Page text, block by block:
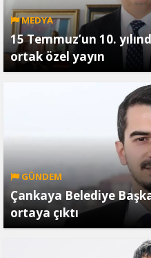
MEDYA
15 Temmuz’un 10.
ortak özel yayın
GÜNDEM
Çankaya Belediye
ortaya çıktı